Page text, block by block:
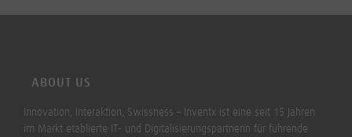
ABOUT US
Innovation, Interaktion, Swissness – Inventx ist eine seit 15 Jahren
im Markt etablierte IT- und Digitalisierungspartnerin für führende